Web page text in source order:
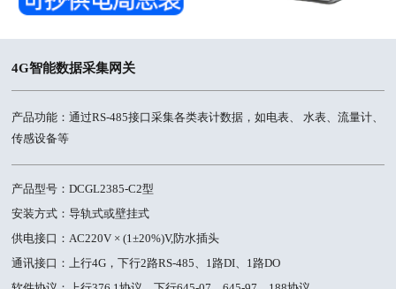
4G智能数据采集网关
产品功能：通过RS-485接口采集各类表计数据，如电表、 水表、流量计、
传感设备等
产品型号：DCGL2385-C2型
安装方式：导轨式或壁挂式
供电接口：AC220V × (1±20%)V,防水插头
通讯接口：上行4G，下行2路RS-485、1路DI、1路DO